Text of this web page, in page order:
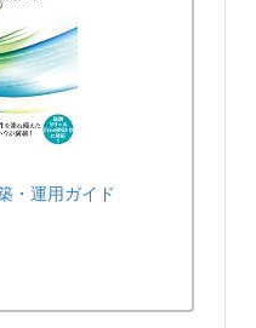
・運用ガイド